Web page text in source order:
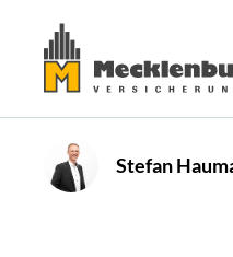
Stefan